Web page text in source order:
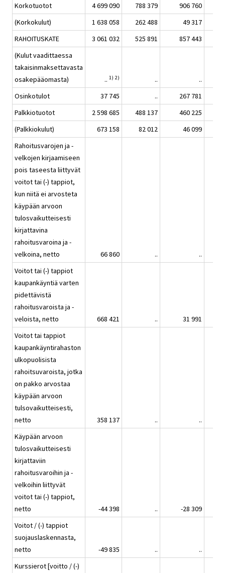
Korkotuotot
4 699 090 788 379 906 760
(Korkokulut)
1 638 058 262 488
49 317
RAHOITUSKATE
3 061 032 525 891 857 443
(Kulut vaadittaessa
takaisinmaksettavasta
osakepääomasta)
.. 1) 2) ..
..
Osinkotulot
37 745 ..
267 781
Palkkiotuotot
2 598 685 488 137 460 225
(Palkkiokulut)
673 158 82 012
46 099
Rahoitusvarojen ja -
velkojen kirjaamiseen
pois taseesta liittyvät
voitot tai (-) tappiot,
kun niitä ei arvosteta
käypään arvoon
tulosvaikutteisesti
kirjattavina
rahoitusvaroina ja -
velkoina, netto
66 860 ..
..
Voitot tai (-) tappiot
kaupankäyntiä varten
pidettävistä
rahoitusvaroista ja -
veloista, netto
668 421 ..
31 991
Voitot tai tappiot
kaupankäyntirahaston
ulkopuolisista
rahoitsuvaroista, jotka
on pakko arvostaa
käypään arvoon
tulsovaikutteisesti,
netto
358 137 ..
..
Käypään arvoon
tulosvaikutteisesti
kirjattaviin
rahoitusvaroihin ja -
velkoihin liittyvät
voitot tai (-) tappiot,
netto
-44 398 ..
-28 309
Voitot / (-) tappiot
suojauslaskennasta,
netto
-49 835 ..
..
Kurssierot [voitto / (-)